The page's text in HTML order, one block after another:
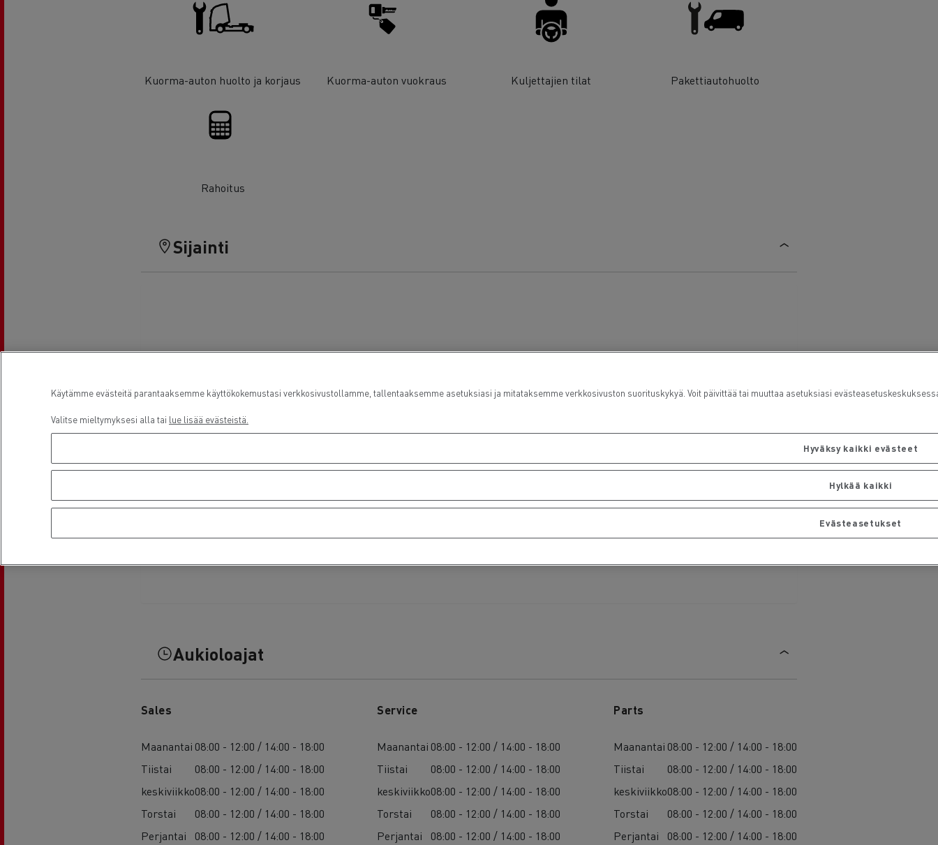
Kuorma-auton huolto ja korjaus Kuorma-auton vuokraus Kuljettajien tilat Pakettiautohuolto
Rahoitus
Sijainti
Aukioloajat
Sales
Maanantai 08:00 - 12:00 / 14:00 - 18:00
Tiistai
08:00 - 12:00 / 14:00 - 18:00
keskiviikko08:00 - 12:00 / 14:00 - 18:00
Torstai
08:00 - 12:00 / 14:00 - 18:00
Perjantai
08:00 - 12:00 / 14:00 - 18:00
Service
Maanantai 08:00 - 12:00 / 14:00 - 18:00
Tiistai
08:00 - 12:00 / 14:00 - 18:00
keskiviikko08:00 - 12:00 / 14:00 - 18:00
Torstai
08:00 - 12:00 / 14:00 - 18:00
Perjantai
08:00 - 12:00 / 14:00 - 18:00
Parts
Maanantai 08:00 - 12:00 / 14:00 - 18:00
Tiistai
08:00 - 12:00 / 14:00 - 18:00
keskiviikko08:00 - 12:00 / 14:00 - 18:00
Torstai
08:00 - 12:00 / 14:00 - 18:00
Perjantai
08:00 - 12:00 / 14:00 - 18:00
Käytämme evästeitä parantaaksemme käyttökokemustasi verkkosivustollamme, tallentaaksemme asetuksiasi ja mitataksemme verkkosivuston suorituskykyä. Voit päivittää tai muuttaa asetuksiasi
Valitse mieltymyksesi alla tai lue lisää evästeistä.
Hyväksy kaikki evästeet
Hylkää kaikki
Evästeasetukset